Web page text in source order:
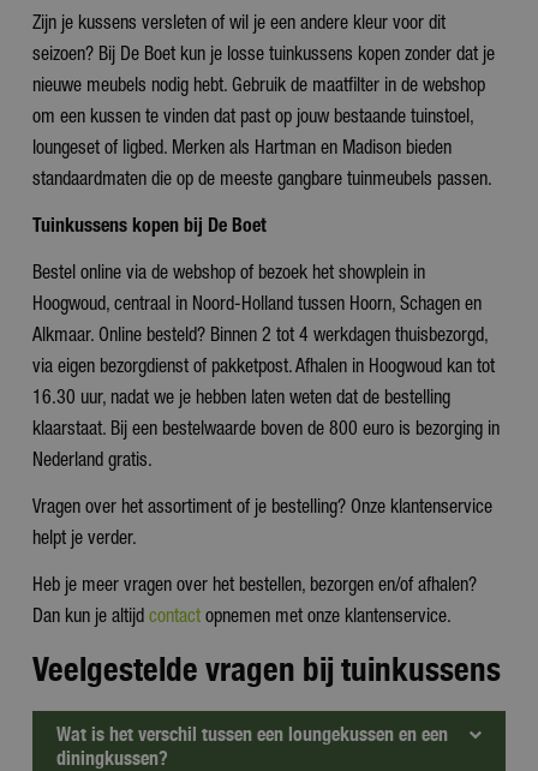
Zijn je kussens versleten of wil je een andere kleur voor dit
seizoen? Bij De Boet kun je losse tuinkussens kopen zonder dat je
nieuwe meubels nodig hebt. Gebruik de maatfilter in de webshop
om een kussen te vinden dat past op jouw bestaande tuinstoel,
loungeset of ligbed. Merken als Hartman en Madison bieden
standaardmaten die op de meeste gangbare tuinmeubels passen.
Tuinkussens kopen bij De Boet
Bestel online via de webshop of bezoek het showplein in
Hoogwoud, centraal in Noord-Holland tussen Hoorn, Schagen en
Alkmaar. Online besteld? Binnen 2 tot 4 werkdagen thuisbezorgd,
via eigen bezorgdienst of pakketpost. Afhalen in Hoogwoud kan tot
16.30 uur, nadat we je hebben laten weten dat de bestelling
klaarstaat. Bij een bestelwaarde boven de 800 euro is bezorging in
Nederland gratis.
Vragen over het assortiment of je bestelling? Onze klantenservice
helpt je verder.
Heb je meer vragen over het bestellen, bezorgen en/of afhalen?
Dan kun je altijd contact opnemen met onze klantenservice.
Veelgestelde vragen bij tuinkussens
Wat is het verschil tussen een loungekussen en een
diningkussen?